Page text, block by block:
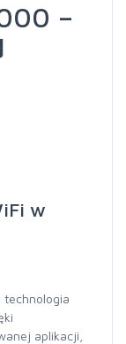
–
w
aplikacji,